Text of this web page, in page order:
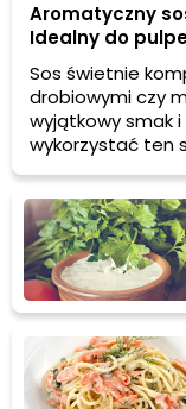
Aromatyczny
Idealny do
Sos świetnie
drobiowymi czy
wyjątkowy smak
wykorzystać ten
pieczenie,